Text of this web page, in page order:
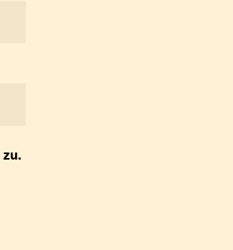
zu.